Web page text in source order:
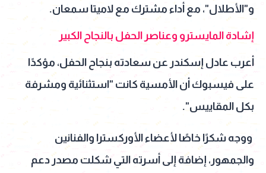
و"الأطلال"، مع أداء مشترك مع لاميتا سمعان.
إشادة المايسترو وعناصر الحفل بالنجاح الكبير
أعرب عادل إسكندر عن سعادته بنجاح الحفل، مؤكدًا
على فيسبوك أن الأمسية كانت "استثنائية ومشرفة
بكل المقاييس".
ووجه شكرًا خاصًا لأعضاء الأوركسترا والفنانين
والجمهور، إضافة إلى أسرته التي شكلت مصدر دعم